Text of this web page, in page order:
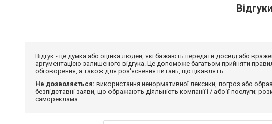
Відгуки
Відгук - це думка або оцінка людей, які бажають передати досвід або
аргументацією залишеного відгука. Це допоможе багатьом прийняти
обговорення, а також для роз'яснення питань, що цікавлять.
Не дозволяється: використання ненормативної лексики, погроз або
безпідставні заяви, що ображають діяльність компанії і / або її послуги;
самореклама.